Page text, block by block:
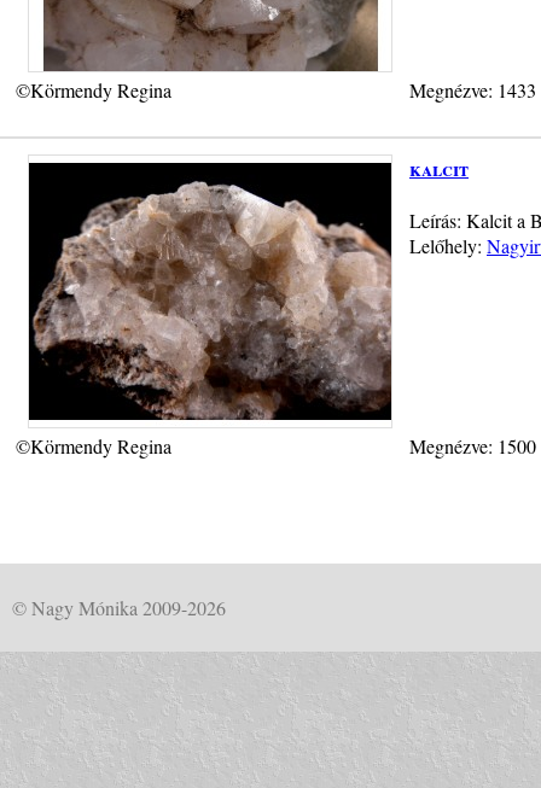
©Körmendy Regina Megnézve:
kalcit
Leírás: Kalcit a
Lelőhely:
©Körmendy Regina Megnézve:
© Nagy Mónika 2009-2026